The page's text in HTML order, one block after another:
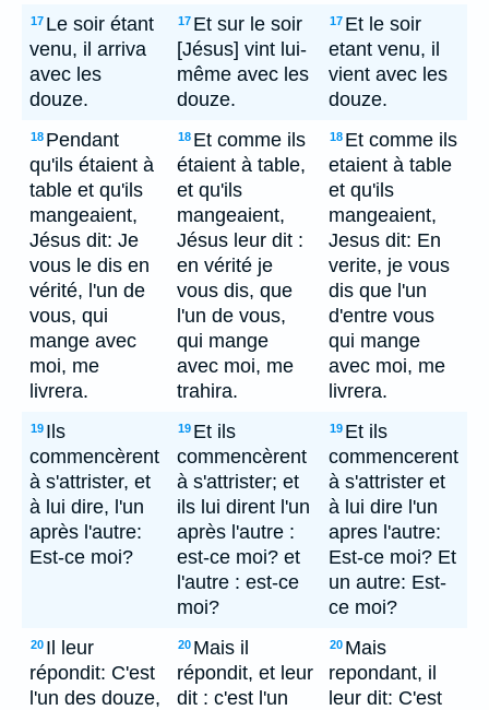
17 Le soir étant
venu, il arriva
avec les
douze.
17 Et sur le soir
[Jésus] vint lui-
même avec les
douze.
17 Et le soir
etant venu, il
vient avec les
douze.
18 Pendant
qu'ils étaient à
table et qu'ils
mangeaient,
Jésus dit: Je
vous le dis en
vérité, l'un de
vous, qui
mange avec
moi, me
livrera.
18 Et comme ils
étaient à table,
et qu'ils
mangeaient,
Jésus leur dit :
en vérité je
vous dis, que
l'un de vous,
qui mange
avec moi, me
trahira.
18 Et comme ils
etaient à table
et qu'ils
mangeaient,
Jesus dit: En
verite, je vous
dis que l'un
d'entre vous
qui mange
avec moi, me
livrera.
19 Ils
commencèrent
à s'attrister, et
à lui dire, l'un
après l'autre:
Est-ce moi?
19 Et ils
commencèrent
à s'attrister; et
ils lui dirent l'un
après l'autre :
est-ce moi? et
l'autre : est-ce
moi?
19 Et ils
commencerent
à s'attrister et
à lui dire l'un
apres l'autre:
Est-ce moi? Et
un autre: Est-
ce moi?
20 Il leur
répondit: C'est
l'un des douze,
20 Mais il
répondit, et leur
dit : c'est l'un
20 Mais
repondant, il
leur dit: C'est